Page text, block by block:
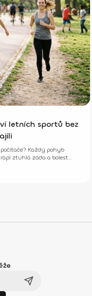
letních sportů bez
Každý pohyb
ztuhlá záda a bolest